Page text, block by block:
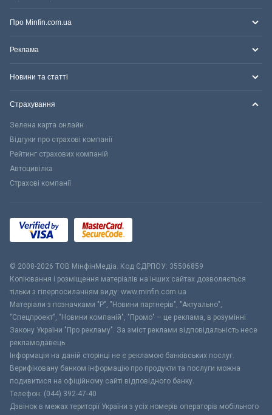
Про Minfin.com.ua
Реклама
Новини та статті
Страхування
Зелена карта онлайн
Відгуки про страхові компанії
Рейтинг страхових компаній
Автоцивілка
Страхові компанії
© 2008-2026 ТОВ МiнфiнМедiа. Код ЄДРПОУ: 35506859
Копіювання і розміщення матеріалів на інших сайтах дозволяється
тільки з гіперпосиланням виду: www.minfin.com.ua
Матеріали з позначками "Р", "Новини партнерів", "Актуально",
"Спецпроект", "Новини компаній", "Промо" – це реклама, в розумінні
Закону України "Про рекламу". За зміст реклами відповідальність несе
рекламодавець.
Інформація на даній сторінці не є рекламою банківських послуг.
Верифіковану банком інформацію про продукти та послуги можна
подивитися на офіційному сайті відповідного банку.
Телефон: (044) 392-47-40
Дзвінок в межах території України з усіх номерів операторів мобільного